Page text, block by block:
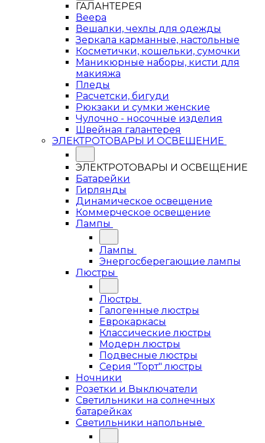
ГАЛАНТЕРЕЯ
Веера
Вешалки, чехлы для одежды
Зеркала карманные, настольные
Косметички, кошельки, сумочки
Маникюрные наборы, кисти для
макияжа
Пледы
Расчетски, бигуди
Рюкзаки и сумки женские
Чулочно - носочные изделия
Швейная галантерея
ЭЛЕКТРОТОВАРЫ И ОСВЕЩЕНИЕ
ЭЛЕКТРОТОВАРЫ И ОСВЕЩЕНИЕ
Батарейки
Гирлянды
Динамическое освещение
Коммерческое освещение
Лампы
Лампы
Энергосберегающие лампы
Люстры
Люстры
Галогенные люстры
Еврокаркасы
Классические люстры
Модерн люстры
Подвесные люстры
Серия "Торт" люстры
Ночники
Розетки и Выключатели
Светильники на солнечных
батарейках
Светильники напольные